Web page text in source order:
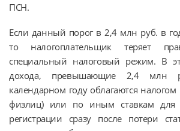
ПСН.
Если данный порог в 2,4 млн руб. в
то налогоплательщик теряет
специальный налоговый режим. В
дохода, превышающие 2,4 млн
календарном году облагаются налогом
физлиц) или по иным ставкам
регистрации сразу после потери